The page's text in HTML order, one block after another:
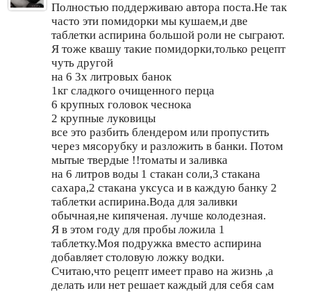
Полностью поддерживаю автора поста.Не так
часто эти помидорки мы кушаем,и две
таблетки аспирина большой роли не сыграют.
Я тоже квашу такие помидорки,только рецепт
чуть другой
на 6 3х литровых банок
1кг сладкого очищенного перца
6 крупных головок чеснока
2 крупные луковицы
все это разбить блендером или пропустить
через мясорубку и разложить в банки. Потом
мытые твердые !!томаты и заливка
на 6 литров воды 1 стакан соли,3 стакана
сахара,2 стакана уксуса и в каждую банку 2
таблетки аспирина.Вода для заливки
обычная,не кипяченая. лучше колодезная.
Я в этом году для пробы ложила 1
таблетку.Моя подружка вместо аспирина
добавляет столовую ложку водки.
Считаю,что рецепт имеет право на жизнь ,а
делать или нет решает каждый для себя сам